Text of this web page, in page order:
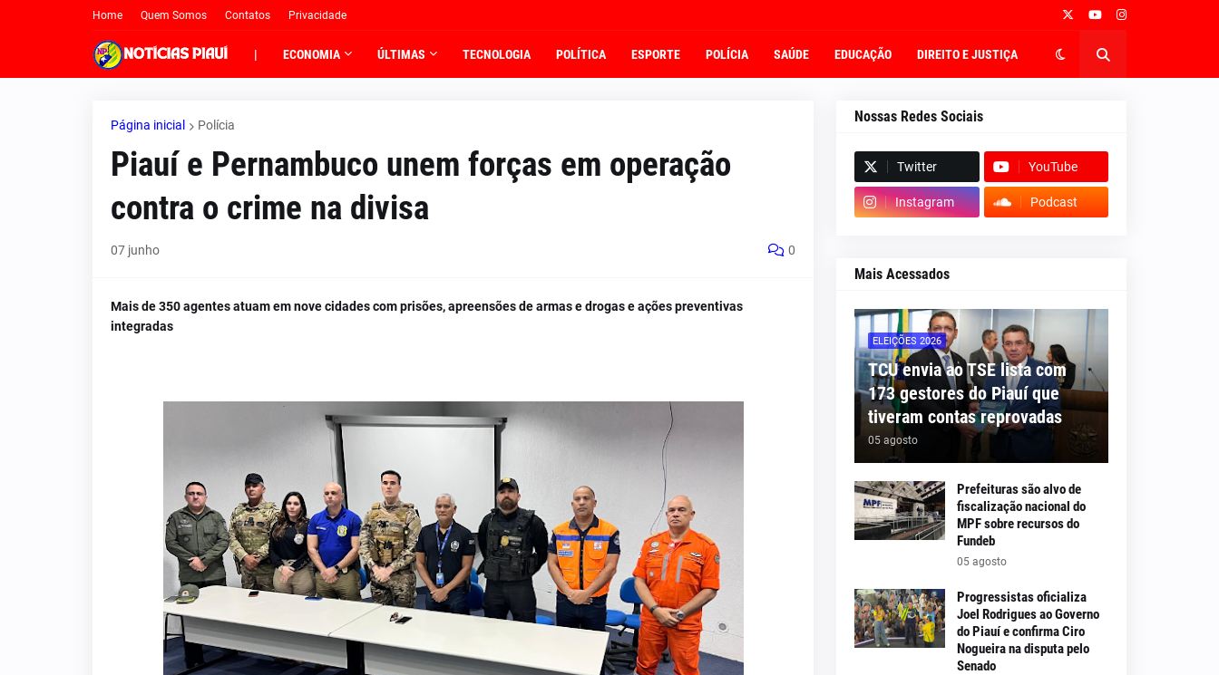
Home Quem Somos Contatos Privacidade
| ECONOMIA ÚLTIMAS TECNOLOGIA POLÍTICA ESPORTE POLÍCIA SAÚDE EDUCAÇÃO DIREITO E JUSTIÇA
Página inicial Polícia
Piauí e Pernambuco unem forças em operação
contra o crime na divisa
07 junho 0
Mais de 350 agentes atuam em nove cidades com prisões, apreensões de armas e drogas e ações preventivas
integradas
Nossas Redes Sociais
Twitter YouTube
Instagram Podcast
Mais Acessados
ELEIÇÕES 2026
TCU envia ao TSE lista com
173 gestores do Piauí que
tiveram contas reprovadas
05 agosto
Prefeituras são alvo de
fiscalização nacional do
MPF sobre recursos do
Fundeb
05 agosto
Progressistas oficializa
Joel Rodrigues ao Governo
do Piauí e confirma Ciro
Nogueira na disputa pelo
Senado